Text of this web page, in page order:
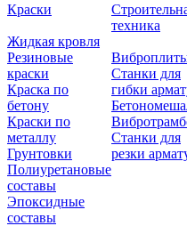
Краски
Жидкая кровля
Резиновые
краски
Краска по
бетону
Краски по
металлу
Грунтовки
Полиуретановые
составы
Эпоксидные
составы
техника
Станки для
гибки
Станки для
резки